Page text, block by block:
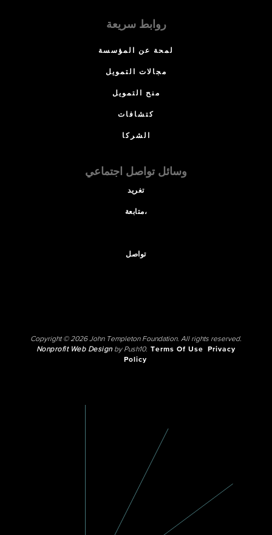
روابط سريعة
لمحة عن المؤسسة
مجالات التمويل
منح التمويل
كتشافات
الشركا
وسائل تواصل اجتماعي
تغريد
متابعة،
تواصل
Copyright © 2026 John Templeton Foundation. All rights reserved.
Nonprofit Web Designby Push10. Terms Of Use
Privacy
Policy